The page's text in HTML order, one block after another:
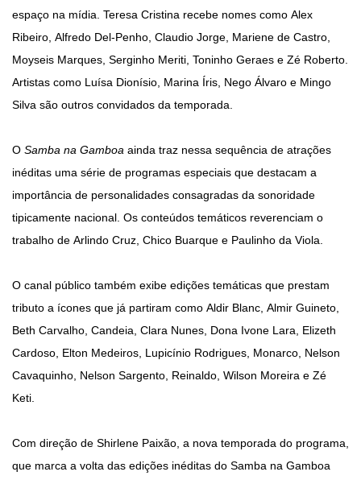
espaço na mídia. Teresa Cristina recebe nomes como Alex
Ribeiro, Alfredo Del-Penho, Claudio Jorge, Mariene de Castro,
Moyseis Marques, Serginho Meriti, Toninho Geraes e Zé Roberto.
Artistas como Luísa Dionísio, Marina Íris, Nego Álvaro e Mingo
Silva são outros convidados da temporada.
O Samba na Gamboa ainda traz nessa sequência de atrações
inéditas uma série de programas especiais que destacam a
importância de personalidades consagradas da sonoridade
tipicamente nacional. Os conteúdos temáticos reverenciam o
trabalho de Arlindo Cruz, Chico Buarque e Paulinho da Viola.
O canal público também exibe edições temáticas que prestam
tributo a ícones que já partiram como Aldir Blanc, Almir Guineto,
Beth Carvalho, Candeia, Clara Nunes, Dona Ivone Lara, Elizeth
Cardoso, Elton Medeiros, Lupicínio Rodrigues, Monarco, Nelson
Cavaquinho, Nelson Sargento, Reinaldo, Wilson Moreira e Zé
Keti.
Com direção de Shirlene Paixão, a nova temporada do programa,
que marca a volta das edições inéditas do Samba na Gamboa